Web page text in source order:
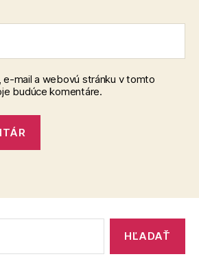
e-mail a webovú stránku v tomto
budúce komentáre.